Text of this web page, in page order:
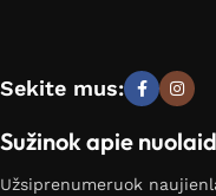
Sekite mus:
Sužinok apie
Užsiprenumeruok